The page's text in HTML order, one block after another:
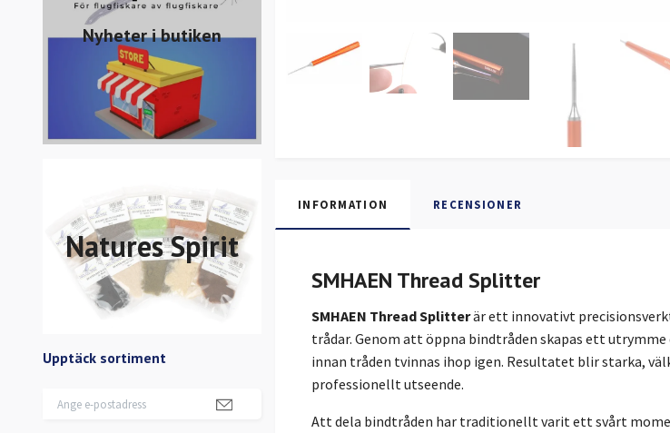
Nyheter i butiken
Natures Spirit
Upptäck sortiment
INFORMATION RECENSIONER
SMHAEN Thread Splitter
SMHAEN Thread Splitterär ett innovativt
trådar. Genom att öppna bindtråden skapas ett
innan tråden tvinnas ihop igen. Resultatet blir starka,
professionellt utseende.
Att dela bindtråden har traditionellt varit ett svårt